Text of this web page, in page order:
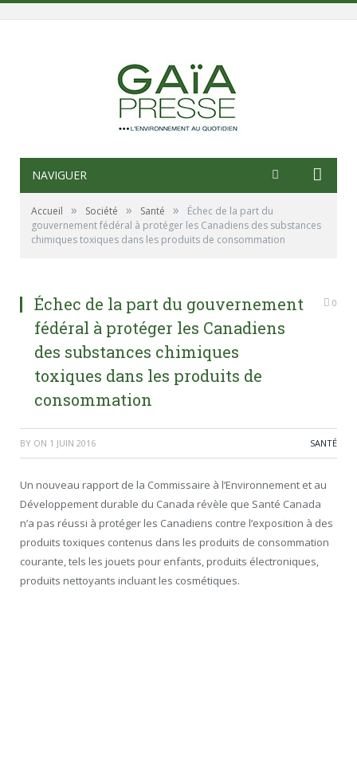
NAVIGUER
Accueil » Société » Santé »
Échec de la part du
gouvernement fédéral à protéger les Canadiens des substances
chimiques toxiques dans les produits de consommation
Échec de la part du gouvernement
fédéral à protéger les Canadiens
des substances chimiques
toxiques dans les produits de
consommation
0
BY ON 1 JUIN 2016 SANTÉ
Un nouveau rapport de la Commissaire à l’Environnement et au
Développement durable du Canada révèle que Santé Canada
n’a pas réussi à protéger les Canadiens contre l’exposition à des
produits toxiques contenus dans les produits de consommation
courante, tels les jouets pour enfants, produits électroniques,
produits nettoyants incluant les cosmétiques.